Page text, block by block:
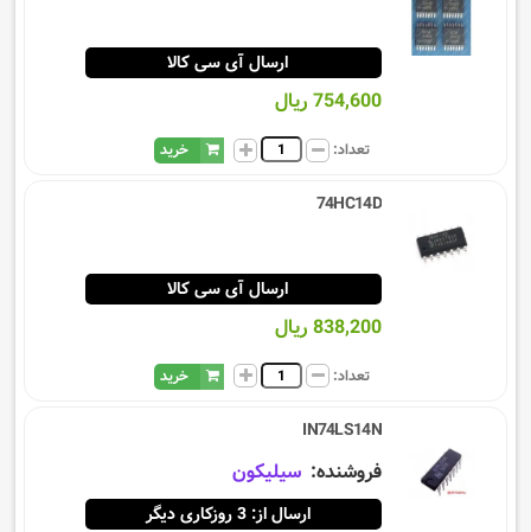
ارسال آی سی کالا
754,600 ریال
تعداد: خرید
74HC14D
ارسال آی سی کالا
838,200 ریال
تعداد: خرید
IN74LS14N
فروشنده: سيليكون
ارسال از: 3 روزکاری دیگر